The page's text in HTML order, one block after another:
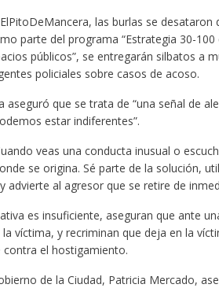
las burlas se desataron
parte del programa “Estrategia 30-
públicos”, se entregarán silbatos a
policiales sobre casos de acoso.
aseguró que se trata de “una señal de
estar indiferentes”.
veas una conducta inusual o
se origina. Sé parte de la solución,
advierte al agresor que se retire de
es insuficiente, aseguran que ante
víctima, y recriminan que deja en la
contra el hostigamiento.
de la Ciudad, Patricia Mercado,